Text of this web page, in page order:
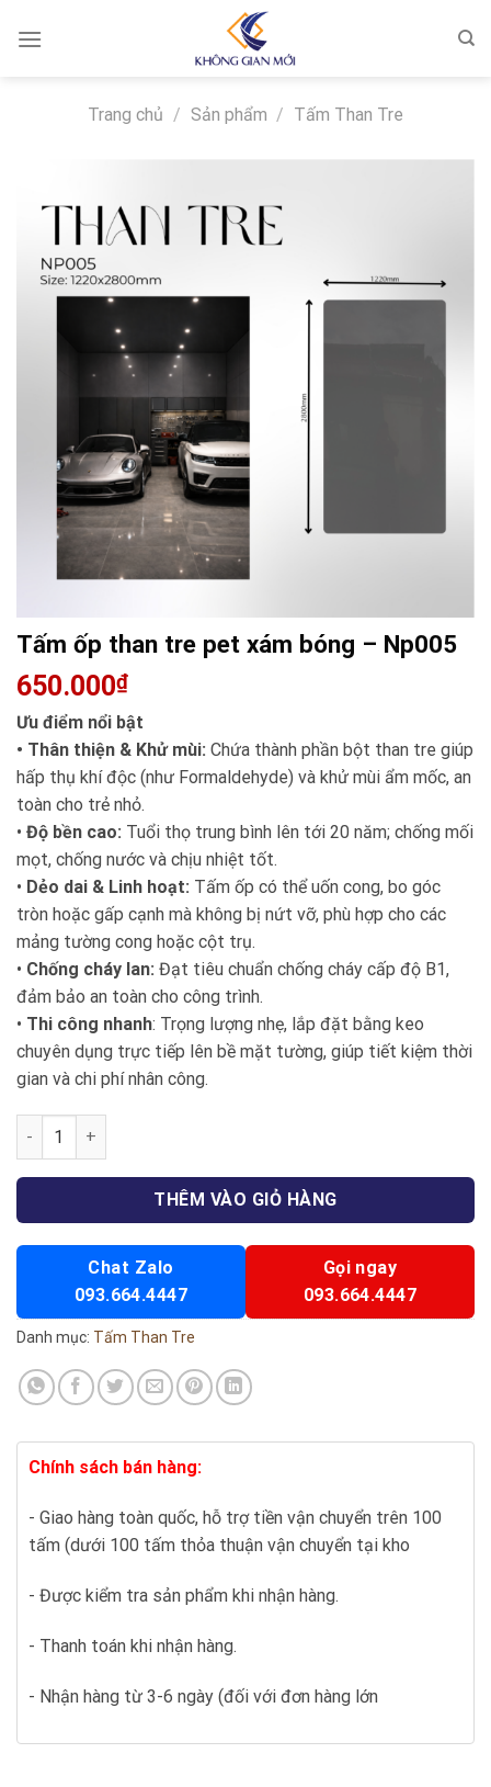
Trang chủ / Sản phẩm / Tấm Than Tre
Tấm ốp than tre pet xám bóng – Np005
650.000₫
Ưu điểm nổi bật
• Thân thiện & Khử mùi: Chứa thành phần bột than tre giúp
hấp thụ khí độc (như Formaldehyde) và khử mùi ẩm mốc, an
toàn cho trẻ nhỏ.
• Độ bền cao: Tuổi thọ trung bình lên tới 20 năm; chống mối
mọt, chống nước và chịu nhiệt tốt.
• Dẻo dai & Linh hoạt: Tấm ốp có thể uốn cong, bo góc
tròn hoặc gấp cạnh mà không bị nứt vỡ, phù hợp cho các
mảng tường cong hoặc cột trụ.
• Chống cháy lan: Đạt tiêu chuẩn chống cháy cấp độ B1,
đảm bảo an toàn cho công trình.
• Thi công nhanh: Trọng lượng nhẹ, lắp đặt bằng keo
chuyên dụng trực tiếp lên bề mặt tường, giúp tiết kiệm thời
gian và chi phí nhân công.
Tấm ốp than tre pet xám bóng - Np005 số lượng
THÊM VÀO GIỎ HÀNG
Chat Zalo
093.664.4447
Gọi ngay
093.664.4447
Danh mục: Tấm Than Tre
Chính sách bán hàng:
- Giao hàng toàn quốc, hỗ trợ tiền vận chuyển trên 100
tấm (dưới 100 tấm thỏa thuận vận chuyển tại kho
- Được kiểm tra sản phẩm khi nhận hàng.
- Thanh toán khi nhận hàng.
- Nhận hàng từ 3-6 ngày (đối với đơn hàng lớn